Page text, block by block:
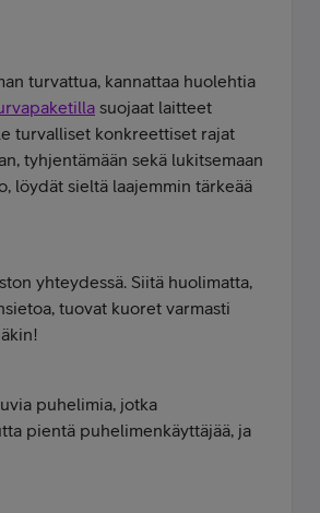
turvattua, kannattaa huolehtia
suojaat laitteet
turvalliset konkreettiset rajat
tyhjentämään sekä lukitsemaan
löydät sieltä laajemmin tärkeää
yhteydessä. Siitä huolimatta,
tuovat kuoret varmasti
puhelimia, jotka
pientä puhelimenkäyttäjää, ja